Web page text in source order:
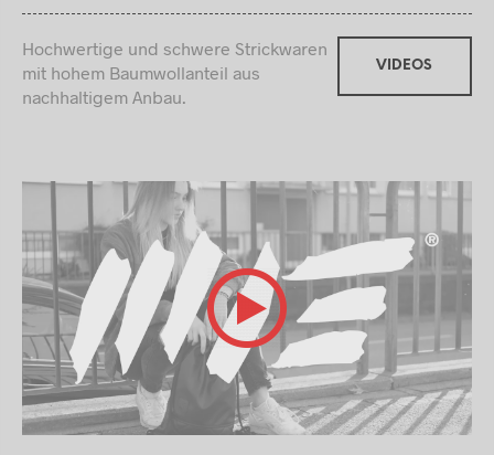
Hochwertige und schwere Strickwaren
mit hohem Baumwollanteil aus
nachhaltigem Anbau.
VIDEOS